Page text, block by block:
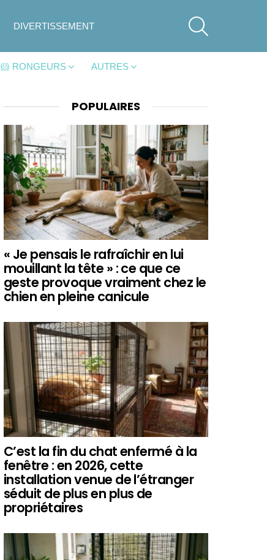
DIVERTISSEMENT
🐹 RONGEURS AUTRES
POPULAIRES
« Je pensais le rafraîchir en lui
mouillant la tête » : ce que ce
geste provoque vraiment chez le
chien en pleine canicule
C’est la fin du chat enfermé à la
fenêtre : en 2026, cette
installation venue de l’étranger
séduit de plus en plus de
propriétaires